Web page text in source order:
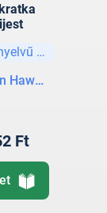
könyvek
Hawking
Ft